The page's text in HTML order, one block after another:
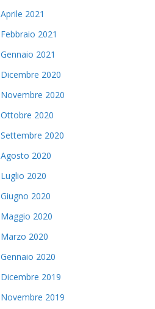
Aprile 2021
Febbraio 2021
Gennaio 2021
Dicembre 2020
Novembre 2020
Ottobre 2020
Settembre 2020
Agosto 2020
Luglio 2020
Giugno 2020
Maggio 2020
Marzo 2020
Gennaio 2020
Dicembre 2019
Novembre 2019